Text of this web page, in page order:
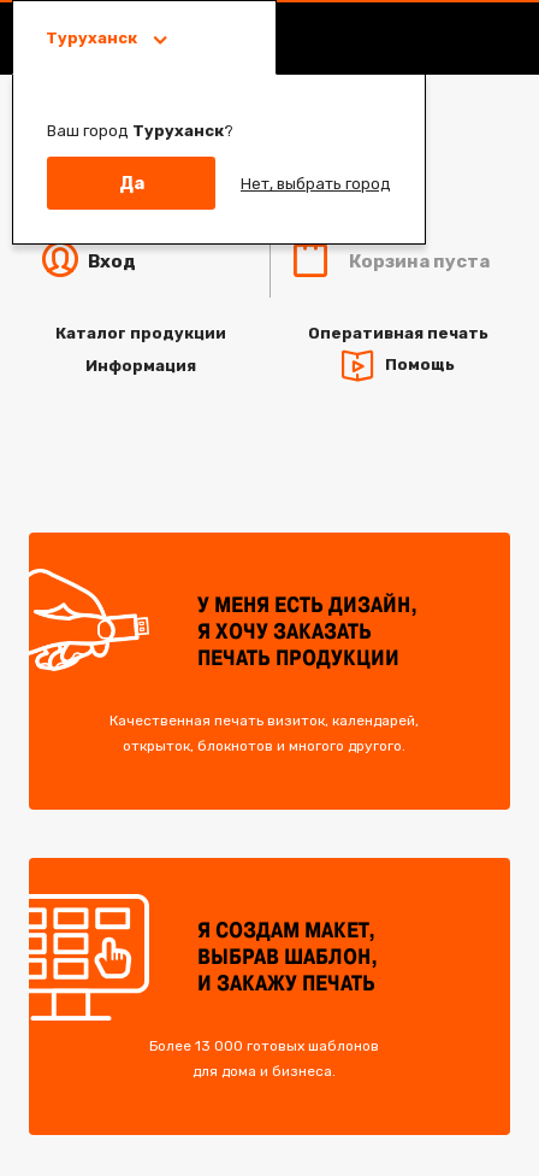
Туруханск
Ваш город Туруханск?
Да Нет, выбрать город
Корзина пуста
Вход
Каталог продукции
Оперативная печать
Информация
Помощь
У МЕНЯ ЕСТЬ ДИЗАЙН,
Я ХОЧУ ЗАКАЗАТЬ
ПЕЧАТЬ ПРОДУКЦИИ
Качественная печать визиток, календарей,
открыток, блокнотов и многого другого.
Я СОЗДАМ МАКЕТ,
ВЫБРАВ ШАБЛОН,
И ЗАКАЖУ ПЕЧАТЬ
Более 13 000 готовых шаблонов
для дома и бизнеса.